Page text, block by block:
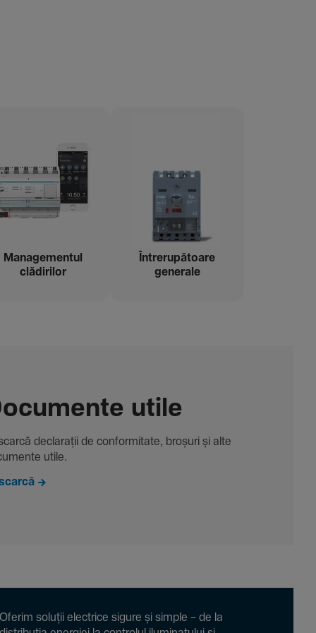
Managementul
clădi­rilor
Între­ru­pă­toare
gene­rale
utile
decla­rații de conformitate, broșuri și alte
utile.
soluții electrice sigure și simple – de la